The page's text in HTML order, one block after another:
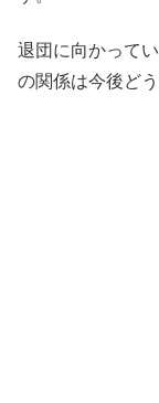
退団に向かって
の関係は今後ど